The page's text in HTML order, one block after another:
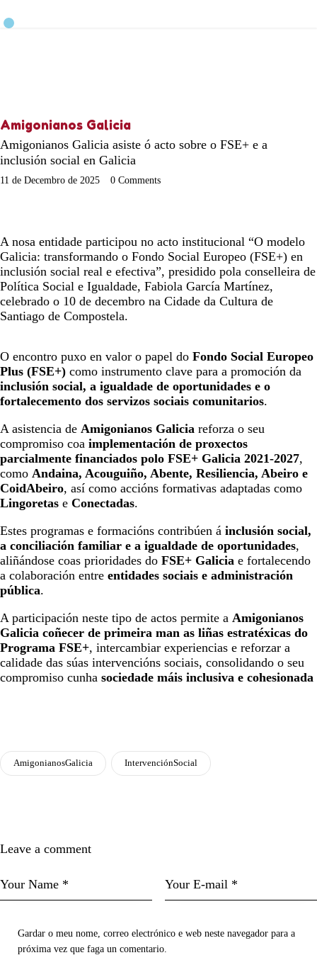
Amigonianos Galicia
Amigonianos Galicia asiste ó acto sobre o FSE+ e a
inclusión social en Galicia
11 de Decembro de 2025 0 Comments
A nosa entidade participou no acto institucional “O modelo
Galicia: transformando o Fondo Social Europeo (FSE+) en
inclusión social real e efectiva”, presidido pola conselleira de
Política Social e Igualdade, Fabiola García Martínez,
celebrado o 10 de decembro na Cidade da Cultura de
Santiago de Compostela.
O encontro puxo en valor o papel do Fondo Social Europeo
Plus (FSE+) como instrumento clave para a promoción da
inclusión social, a igualdade de oportunidades e o
fortalecemento dos servizos sociais comunitarios.
A asistencia de Amigonianos Galicia reforza o seu
compromiso coa implementación de proxectos
parcialmente financiados polo FSE+ Galicia 2021-2027,
como Andaina, Acouguiño, Abente, Resiliencia, Abeiro e
CoidAbeiro, así como accións formativas adaptadas como
Lingoretas e Conectadas.
Estes programas e formacións contribúen á inclusión social,
a conciliación familiar e a igualdade de oportunidades,
aliñándose coas prioridades do FSE+ Galicia e fortalecendo
a colaboración entre entidades sociais e administración
pública.
A participación neste tipo de actos permite a Amigonianos
Galicia coñecer de primeira man as liñas estratéxicas do
Programa FSE+, intercambiar experiencias e reforzar a
calidade das súas intervencións sociais, consolidando o seu
compromiso cunha sociedade máis inclusiva e cohesionada
AmigonianosGalicia IntervenciónSocial
Leave a comment
Gardar o meu nome, correo electrónico e web neste navegador para a
próxima vez que faga un comentario.